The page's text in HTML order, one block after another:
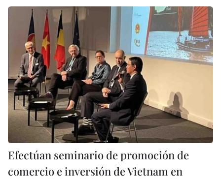
Efectúan seminario de promoción de
comercio e inversión de Vietnam en